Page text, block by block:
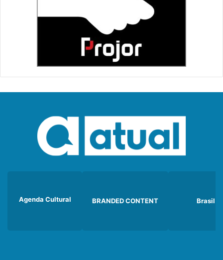
Agenda Cultural BRANDED CONTENT Brasil